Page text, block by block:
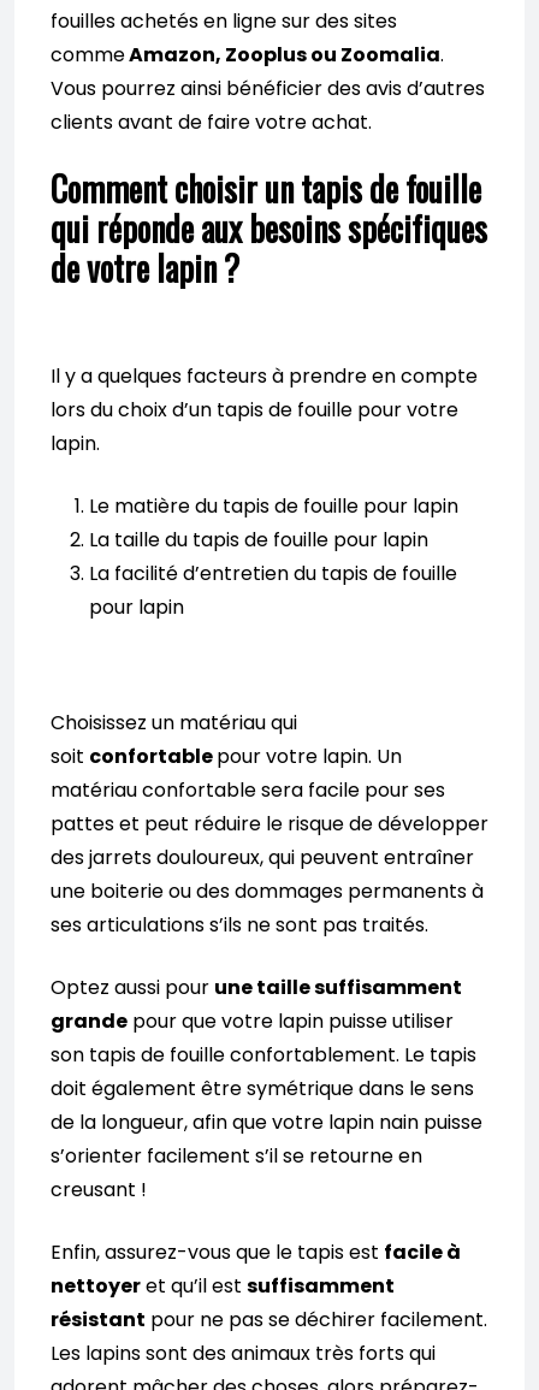
fouilles achetés en ligne sur des sites
commeAmazon, Zooplus ou Zoomalia.
Vous pourrez ainsi bénéficier des avis d’autres
clients avant de faire votre achat.
Comment choisir un tapis de fouille
qui réponde aux besoins spécifiques
de votre lapin ?
Il y a quelques facteurs à prendre en compte
lors du choix d’un tapis de fouille pour votre
lapin.
Le matière du tapis de fouille pour lapin
La taille du tapis de fouille pour lapin
La facilité d’entretien du tapis de fouille
pour lapin
Choisissez un matériau qui
soit confortablepour votre lapin. Un
matériau confortable sera facile pour ses
pattes et peut réduire le risque de développer
des jarrets douloureux, qui peuvent entraîner
une boiterie ou des dommages permanents à
ses articulations s’ils ne sont pas traités.
Optez aussi pour une taille suffisamment
grande pour que votre lapin puisse utiliser
son tapis de fouille confortablement. Le tapis
doit également être symétrique dans le sens
de la longueur, afin que votre lapin nain puisse
s’orienter facilement s’il se retourne en
creusant !
Enfin, assurez-vous que le tapis est facile à
nettoyeret qu’il est suffisamment
résistant pour ne pas se déchirer facilement.
Les lapins sont des animaux très forts qui